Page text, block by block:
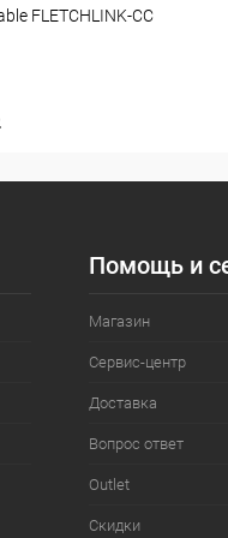
FLETCHLINK-CC
Помощь и
Магазин
Сервис-центр
Доставка
Вопрос ответ
Outlet
Скидки